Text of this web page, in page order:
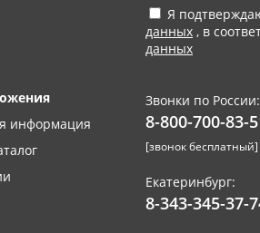
информация
Я
данных , в
данных
Звонки по России:
8-800-700-83-
[звонок бесплатный]
Екатеринбург:
8-343-345-37-